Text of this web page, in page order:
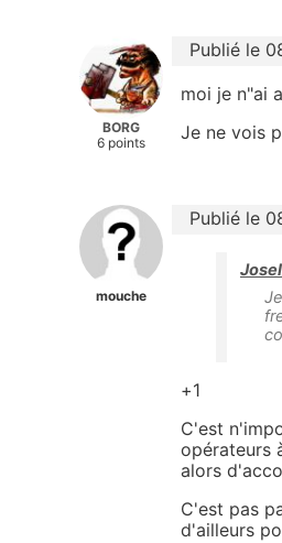
BORG
6 points
Publié le
moi je n"ai
Je ne vois
mouche
Publié le
+1
C'est
opérateurs
alors
C'est pas
d'ailleurs